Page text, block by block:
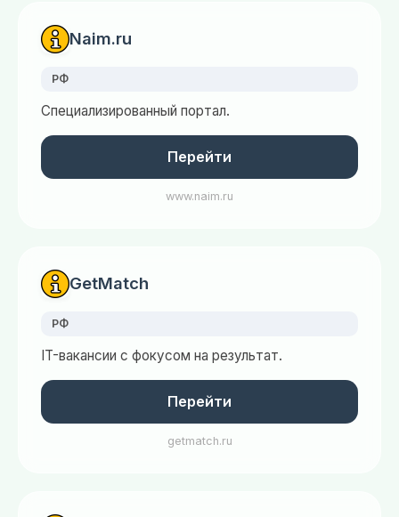
Naim.ru
РФ
Специализированный портал.
Перейти
www.naim.ru
GetMatch
РФ
IT-вакансии с фокусом на результат.
Перейти
getmatch.ru